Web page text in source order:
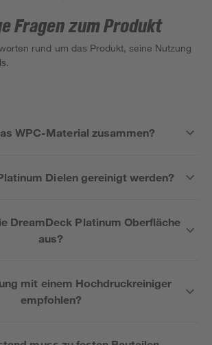
Fragen zum Produkt
rund um das Produkt, seine Nutzung
WPC-Material zusammen?
Dielen gereinigt werden?
DreamDeck Platinum Oberfläche
aus?
mit einem Hochdruckreiniger
empfohlen?